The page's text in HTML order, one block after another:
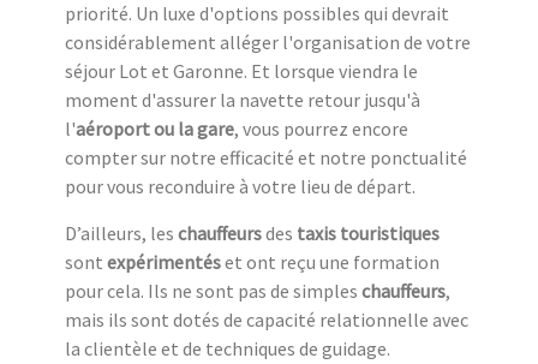
priorité. Un luxe d'options possibles qui devrait
considérablement alléger l'organisation de votre
séjour Lot et Garonne. Et lorsque viendra le
moment d'assurer la navette retour jusqu'à
l'aéroport ou la gare, vous pourrez encore
compter sur notre efficacité et notre ponctualité
pour vous reconduire à votre lieu de départ.
D’ailleurs, les chauffeursdes taxis touristiques
sont expérimentéset ont reçu une formation
pour cela. Ils ne sont pas de simples chauffeurs,
mais ils sont dotés de capacité relationnelle avec
la clientèle et de techniques de guidage.